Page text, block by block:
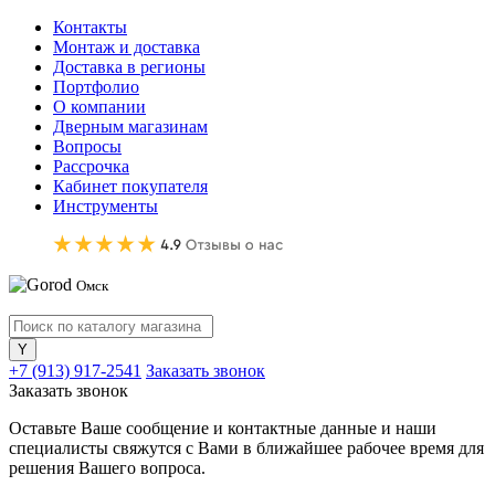
Контакты
Монтаж и доставка
Доставка в регионы
Портфолио
О компании
Дверным магазинам
Вопросы
Рассрочка
Кабинет покупателя
Инструменты
Омск
+7 (913) 917-2541 Заказать звонок
Заказать звонок
Оставьте Ваше сообщение и контактные данные и наши
специалисты свяжутся с Вами в ближайшее рабочее время для
решения Вашего вопроса.